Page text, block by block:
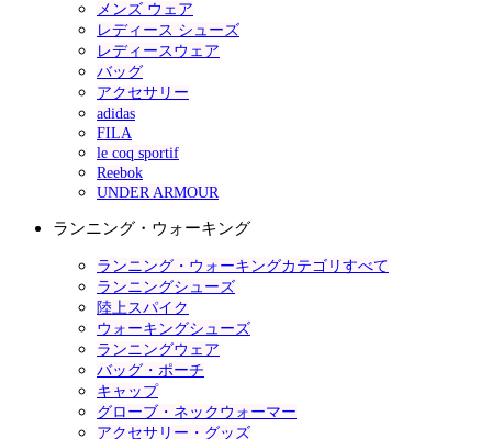
メンズ ウェア
レディース シューズ
レディースウェア
バッグ
アクセサリー
adidas
FILA
le coq sportif
Reebok
UNDER ARMOUR
ランニング・ウォーキング
ランニング・ウォーキングカテゴリすべて
ランニングシューズ
陸上スパイク
ウォーキングシューズ
ランニングウェア
バッグ・ポーチ
キャップ
グローブ・ネックウォーマー
アクセサリー・グッズ